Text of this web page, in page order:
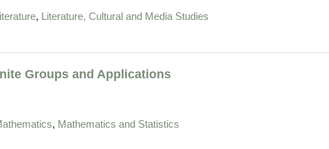
, Literature, Cultural and Media Studies
Groups and Applications
, Mathematics and Statistics